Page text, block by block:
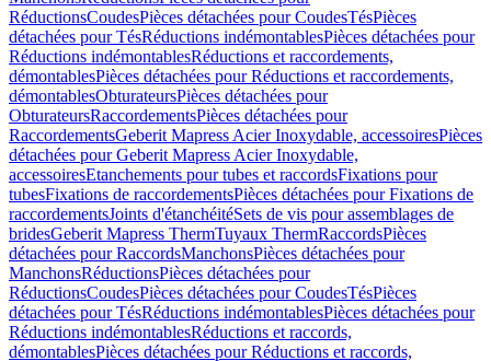
RéductionsCoudesPièces détachées pour CoudesTésPièces
détachées pour TésRéductions indémontablesPièces détachées pour
Réductions indémontablesRéductions et raccordements,
démontablesPièces détachées pour Réductions et raccordements,
démontablesObturateursPièces détachées pour
ObturateursRaccordementsPièces détachées pour
RaccordementsGeberit Mapress Acier Inoxydable, accessoiresPièces
détachées pour Geberit Mapress Acier Inoxydable,
accessoiresEtanchements pour tubes et raccordsFixations pour
tubesFixations de raccordementsPièces détachées pour Fixations de
raccordementsJoints d'étanchéitéSets de vis pour assemblages de
bridesGeberit Mapress ThermTuyaux ThermRaccordsPièces
détachées pour RaccordsManchonsPièces détachées pour
ManchonsRéductionsPièces détachées pour
RéductionsCoudesPièces détachées pour CoudesTésPièces
détachées pour TésRéductions indémontablesPièces détachées pour
Réductions indémontablesRéductions et raccords,
démontablesPièces détachées pour Réductions et raccords,